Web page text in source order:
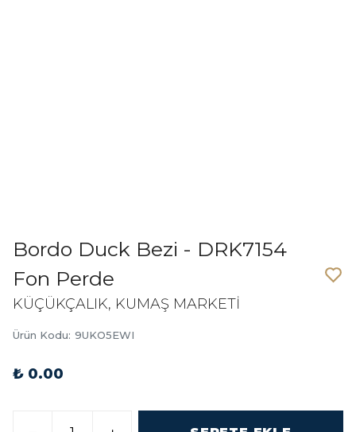
Bordo Duck Bezi - DRK7154
Fon Perde
KÜÇÜKÇALIK, KUMAŞ MARKETİ
Ürün Kodu: 9UKO5EWI
₺ 0.00